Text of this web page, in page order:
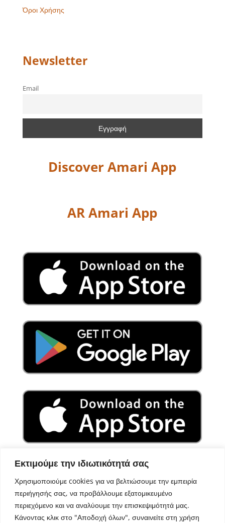
Εκτιμούμε την ιδιωτικότητά σας
Χρησιμοποιούμε cookies για να βελτιώσουμε την εμπειρία
περιήγησής σας, να προβάλλουμε εξατομικευμένο
περιεχόμενο και να αναλύουμε την επισκεψιμότητά μας.
Κάνοντας κλικ στο "Αποδοχή όλων", συναινείτε στη χρήση
Όροι Χρήσης
Newsletter
Email
Discover Amari App
AR Amari App